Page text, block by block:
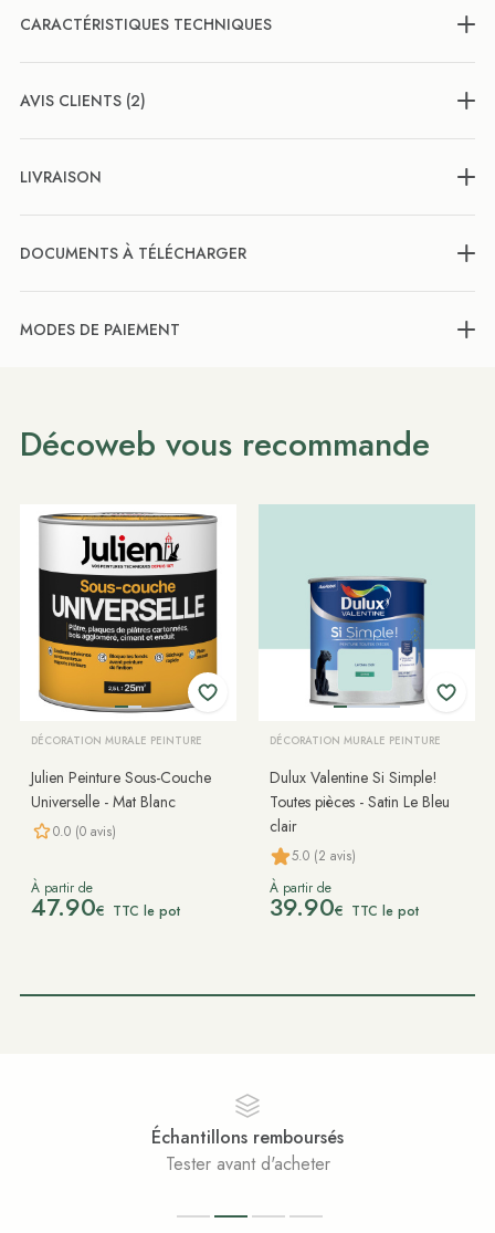
CARACTÉRISTIQUES TECHNIQUES
AVIS CLIENTS (2)
LIVRAISON
DOCUMENTS À TÉLÉCHARGER
MODES DE PAIEMENT
Décoweb vous recommande
DÉCORATION MURALE PEINTURE
Julien Peinture Sous-Couche
Universelle - Mat Blanc
0.0 (0 avis)
À partir de
47.90€ TTC le pot
DÉCORATION MURALE PEINTURE
Dulux Valentine Si Simple!
Toutes pièces - Satin Le Bleu
clair
5.0 (2 avis)
À partir de
39.90€ TTC le pot
Échantillons remboursés
Tester avant d'acheter